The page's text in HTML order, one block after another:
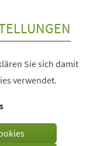
Sie sich damit
verwendet.